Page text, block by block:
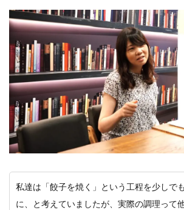
私達は「餃子を焼く」という工程を少しで
に、と考えていましたが、実際の調理って